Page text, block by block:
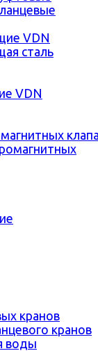
VDN
сталь
VDN
кранов
кранов
воды